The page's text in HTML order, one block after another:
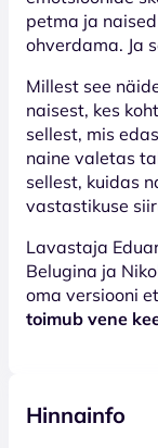
petma ja
ohverdama. Ja
Millest see
naisest, kes
sellest, mis
naine valetas
sellest, kuidas
vastastikuse
Lavastaja
Belugina ja
oma versiooni
toimub vene
Hinnainfo